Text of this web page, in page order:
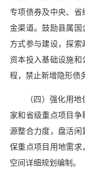
专项债券及中央、
金渠道。鼓励县属
方式参与建设，探
资本投入基础设施
程，禁止新增隐形债
（四）强化用
家和省级重点项目
源整合力度，盘活
保重点项目用地需
空间详细规划编制。